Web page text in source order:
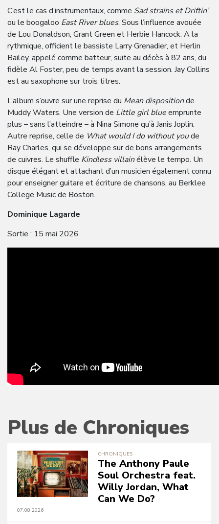
C’est le cas d’instrumentaux, comme Sad strains et Driftin’
ou le boogaloo East River blues. Sous l’influence avouée
de Lou Donaldson, Grant Green et Herbie Hancock. A la
rythmique, officient le bassiste Larry Grenadier, et Herlin
Bailey, appelé comme batteur, suite au décès à 82 ans, du
fidèle Al Foster, peu de temps avant la session. Jay Collins
est au saxophone sur trois titres.
L’album s’ouvre sur une reprise du Mean dispositionde
Muddy Waters. Une version de Little girl blueemprunte
plus – sans l’atteindre – à Nina Simone qu’à Janis Joplin.
Autre reprise, celle de What would I do without youde
Ray Charles, qui se développe sur de bons arrangements
de cuivres. Le shuffle Kindless villainélève le tempo. Un
disque élégant et attachant d’un musicien également connu
pour enseigner guitare et écriture de chansons, au Berklee
College Music de Boston.
Dominique Lagarde
Sortie : 15 mai 2026
Plus de Chroniques
CHRONIQUES
The Anthony Paule
Soul Orchestra feat.
Willy Jordan, What
Can We Do?
07.08.2026